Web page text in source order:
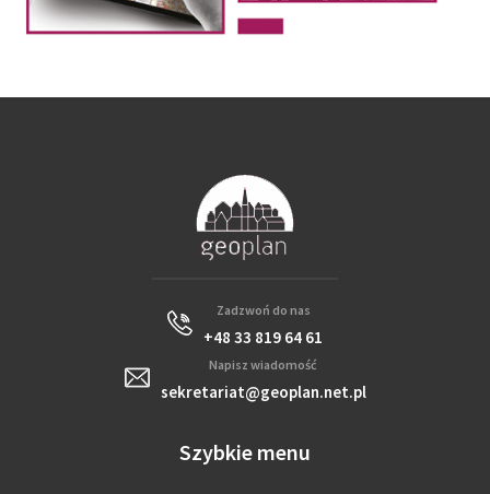
Zadzwoń do nas
+48 33 819 64 61
Napisz wiadomość
sekretariat@geoplan.net.pl
Szybkie menu